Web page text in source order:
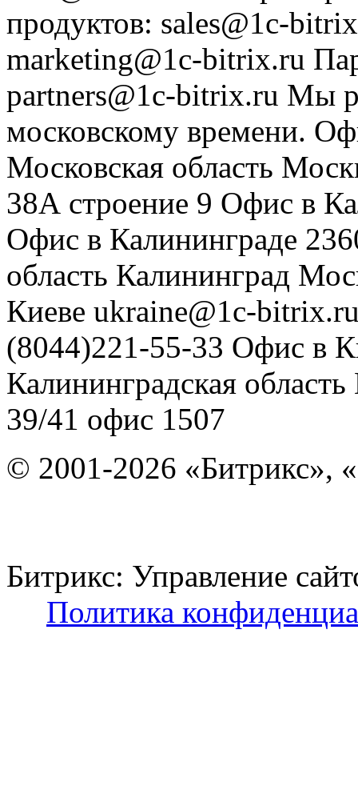
продуктов: sales@1c-
marketing@1c-bitrix.ru
partners@1c-bitrix.ru Мы
московскому времени.
Московская область
38А строение 9 Офис в
Офис в Калининграде
область Калининград
Киеве ukraine@1c-
(8044)221-55-33 Офис в
Калининградская область
39/41 офис 1507
© 2001-2026 «Битрикс»,
Битрикс: Управление
Политика